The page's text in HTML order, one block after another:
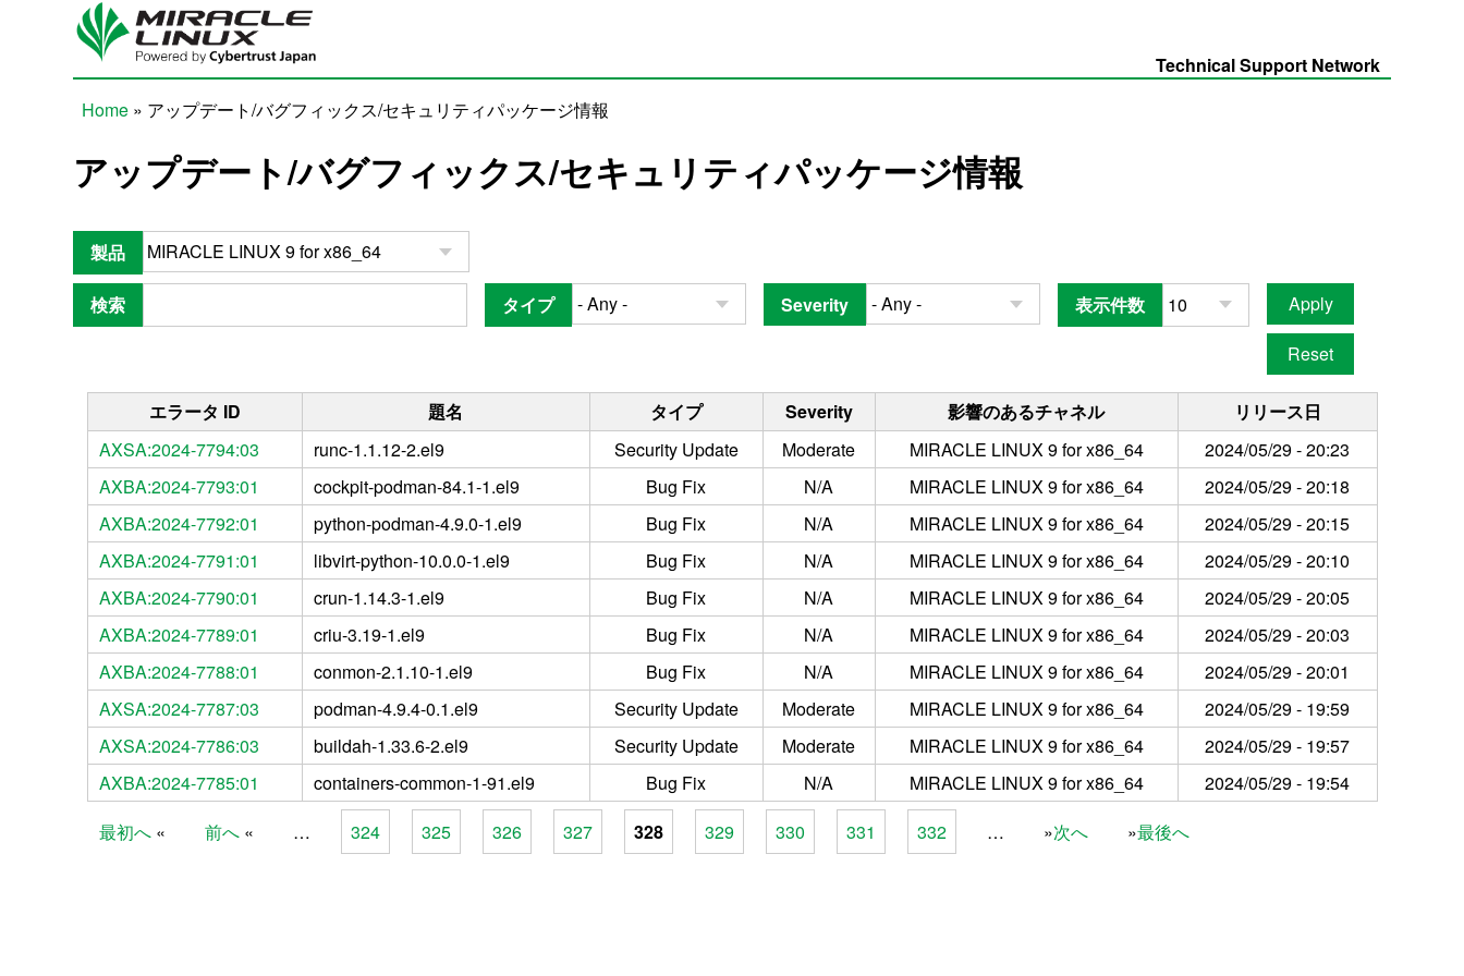
Skip to main content
Technical Support Network
Home » アップデート/バグフィックス/セキュリティパッケージ情報
アップデート/バグフィックス/セキュリティパッケージ情報
製品
検索 タイプ Severity 表示件数
エラータ ID 題名 タイプ Severity 影響のあるチャネル
リリース日
AXSA:2024-7794:03
runc-1.1.12-2.el9 Security Update Moderate MIRACLE LINUX 9 for x86_64
2024/05/29 - 20:23
AXBA:2024-7793:01
cockpit-podman-84.1-1.el9 Bug Fix N/A MIRACLE LINUX 9 for x86_64
2024/05/29 - 20:18
AXBA:2024-7792:01
python-podman-4.9.0-1.el9 Bug Fix N/A MIRACLE LINUX 9 for x86_64
2024/05/29 - 20:15
AXBA:2024-7791:01
libvirt-python-10.0.0-1.el9 Bug Fix N/A MIRACLE LINUX 9 for x86_64
2024/05/29 - 20:10
AXBA:2024-7790:01
crun-1.14.3-1.el9 Bug Fix N/A MIRACLE LINUX 9 for x86_64
2024/05/29 - 20:05
AXBA:2024-7789:01
criu-3.19-1.el9 Bug Fix N/A MIRACLE LINUX 9 for x86_64
2024/05/29 - 20:03
AXBA:2024-7788:01
conmon-2.1.10-1.el9 Bug Fix N/A MIRACLE LINUX 9 for x86_64
2024/05/29 - 20:01
AXSA:2024-7787:03
podman-4.9.4-0.1.el9 Security Update Moderate MIRACLE LINUX 9 for x86_64
2024/05/29 - 19:59
AXSA:2024-7786:03
buildah-1.33.6-2.el9 Security Update Moderate MIRACLE LINUX 9 for x86_64
2024/05/29 - 19:57
AXBA:2024-7785:01
containers-common-1-91.el9 Bug Fix N/A MIRACLE LINUX 9 for x86_64 2024/05/29 - 19:54
最初へ 前へ … 324 325 326 327 328 329 330 331 332 … 次へ 最後へ